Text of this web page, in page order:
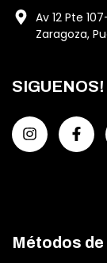
Av 12 Pte
Zaragoza,
SIGUENOS!
Métodos